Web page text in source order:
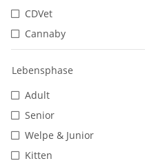
CDVet
Cannaby
Lebensphase
Adult
Senior
Welpe & Junior
Kitten